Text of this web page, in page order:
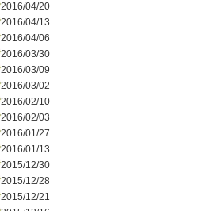
2016/04/20
2016/04/13
2016/04/06
2016/03/30
2016/03/09
2016/03/02
2016/02/10
2016/02/03
2016/01/27
2016/01/13
2015/12/30
2015/12/28
2015/12/21